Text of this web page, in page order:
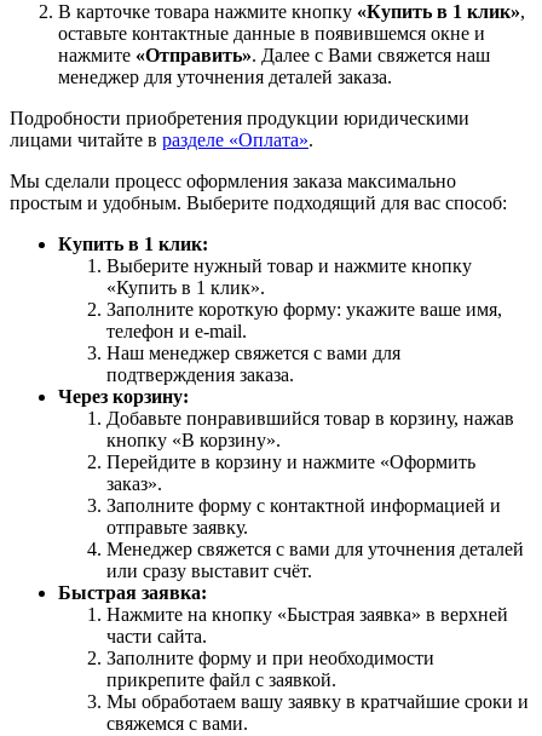
В карточке товара нажмите кнопку «Купить в 1 клик»,
оставьте контактные данные в появившемся окне и
нажмите «Отправить». Далее с Вами свяжется наш
менеджер для уточнения деталей заказа.
Подробности приобретения продукции юридическими
лицами читайте в разделе «Оплата».
Мы сделали процесс оформления заказа максимально
простым и удобным. Выберите подходящий для вас способ:
Купить в 1 клик:
Выберите нужный товар и нажмите кнопку
«Купить в 1 клик».
Заполните короткую форму: укажите ваше имя,
телефон и e-mail.
Наш менеджер свяжется с вами для
подтверждения заказа.
Через корзину:
Добавьте понравившийся товар в корзину, нажав
кнопку «В корзину».
Перейдите в корзину и нажмите «Оформить
заказ».
Заполните форму с контактной информацией и
отправьте заявку.
Менеджер свяжется с вами для уточнения деталей
или сразу выставит счёт.
Быстрая заявка:
Нажмите на кнопку «Быстрая заявка» в верхней
части сайта.
Заполните форму и при необходимости
прикрепите файл с заявкой.
Мы обработаем вашу заявку в кратчайшие сроки и
свяжемся с вами.